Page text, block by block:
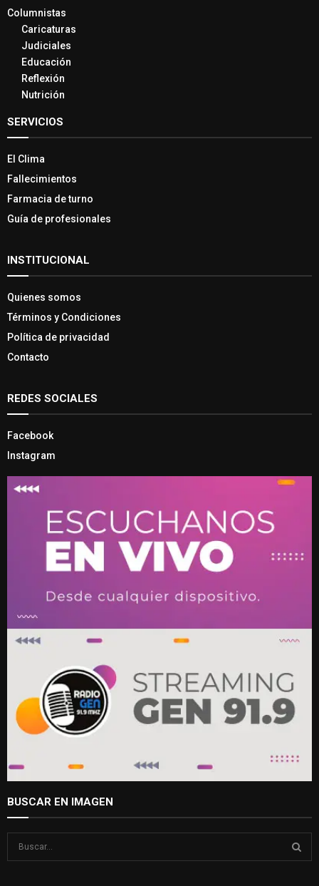
Columnistas
Caricaturas
Judiciales
Educación
Reflexión
Nutrición
SERVICIOS
El Clima
Fallecimientos
Farmacia de turno
Guía de profesionales
INSTITUCIONAL
Quienes somos
Términos y Condiciones
Política de privacidad
Contacto
REDES SOCIALES
Facebook
Instagram
BUSCAR EN IMAGEN